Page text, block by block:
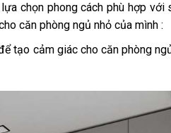
chọn phong cách phù hợp với
căn phòng ngủ nhỏ của mình :
tạo cảm giác cho căn phòng